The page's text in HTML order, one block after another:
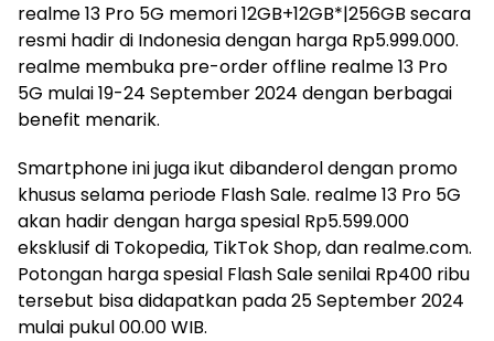
realme 13 Pro 5G memori 12GB+12GB*|256GB secara
resmi hadir di Indonesia dengan harga Rp5.999.000.
realme membuka pre-order offline realme 13 Pro
5G mulai 19-24 September 2024 dengan berbagai
benefit menarik.
Smartphone ini juga ikut dibanderol dengan promo
khusus selama periode Flash Sale. realme 13 Pro 5G
akan hadir dengan harga spesial Rp5.599.000
eksklusif di Tokopedia, TikTok Shop, dan realme.com.
Potongan harga spesial Flash Sale senilai Rp400 ribu
tersebut bisa didapatkan pada 25 September 2024
mulai pukul 00.00 WIB.